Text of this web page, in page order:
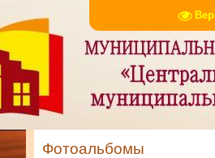
Фотоальбомы